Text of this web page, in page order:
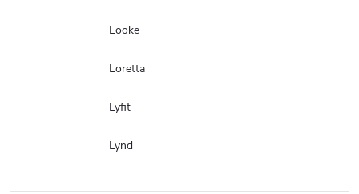
Looke
Loretta
Lyfit
Lynd